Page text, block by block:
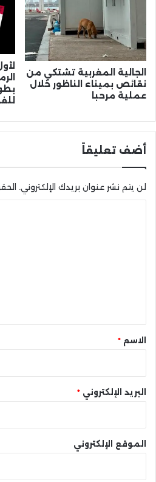
الجالية المغربية تشتكي من
نقائص بميناء الناظور خلال
عملية مرحبا
أضف تعليقاً
لن يتم نشر عنوان بريدك الإلكتروني.
* الاسم *
البريد الإلكتروني *
الموقع الإلكتروني